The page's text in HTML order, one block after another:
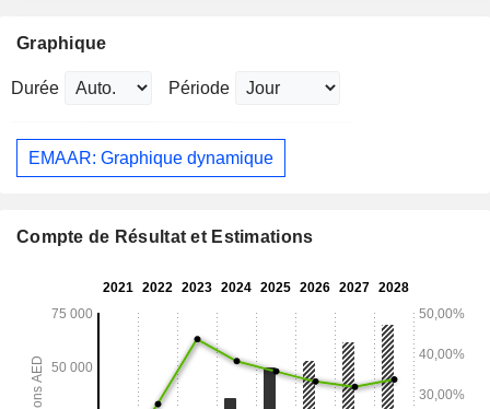
Graphique
Durée Période
EMAAR: Graphique dynamique
Compte de Résultat et Estimations